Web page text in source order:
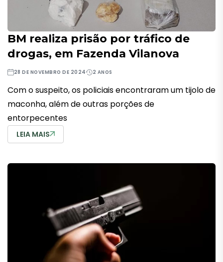
BM realiza prisão por tráfico de
drogas, em Fazenda Vilanova
28 DE NOVEMBRO DE 2024 2 ANOS
Com o suspeito, os policiais encontraram um tijolo de
maconha, além de outras porções de
entorpecentes
LEIA MAIS